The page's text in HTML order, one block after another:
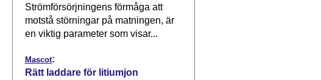
Strömförsörjningens förmåga att
motstå störningar på matningen, är
en viktig parameter som visar...
Mascot:
Rätt laddare för litiumjon